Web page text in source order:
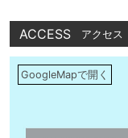
ACCESS アクセス
GoogleMapで開く